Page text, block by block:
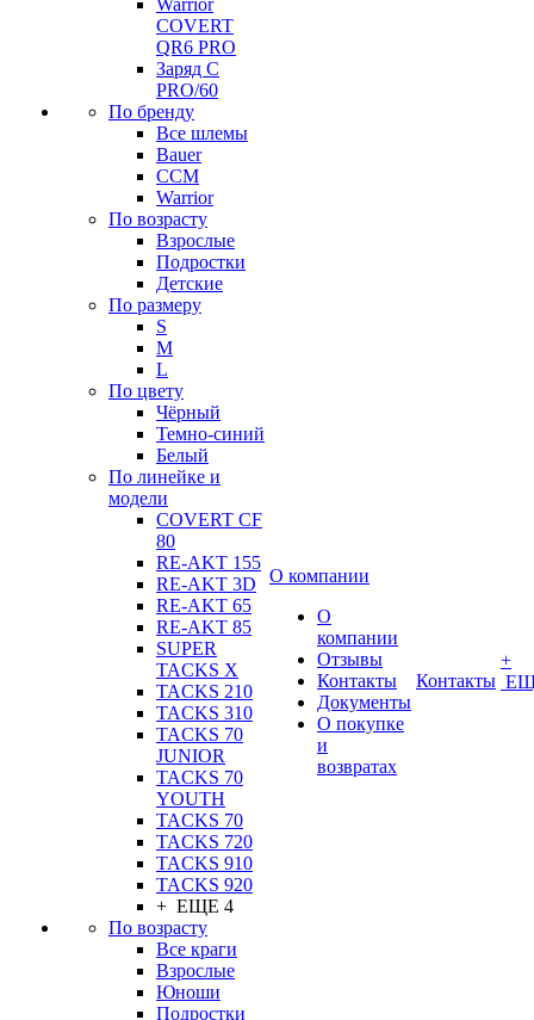
Warrior
COVERT
QR6 PRO
Заряд С
PRO/60
По бренду
Все шлемы
Bauer
CCM
Warrior
По возрасту
Взрослые
Подростки
Детские
По размеру
S
M
L
По цвету
Чёрный
Темно-синий
Белый
По линейке и
модели
COVERT CF
80
RE-AKT 155
RE-AKT 3D
RE-AKT 65
RE-AKT 85
SUPER
TACKS X
TACKS 210
TACKS 310
TACKS 70
JUNIOR
TACKS 70
YOUTH
TACKS 70
TACKS 720
TACKS 910
TACKS 920
+ ЕЩЕ 4
По возрасту
Все краги
Взрослые
Юноши
Подростки
О компании
О
компании
Отзывы
Контакты
Документы
О покупке
и
возвратах
Контакты
+